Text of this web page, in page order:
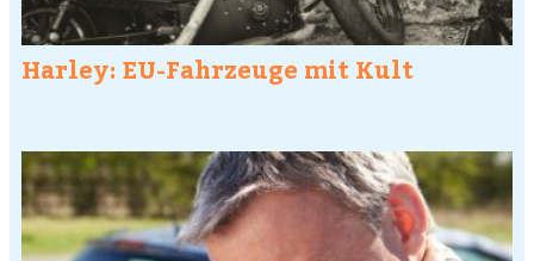
Harley: EU-Fahrzeuge mit Kult